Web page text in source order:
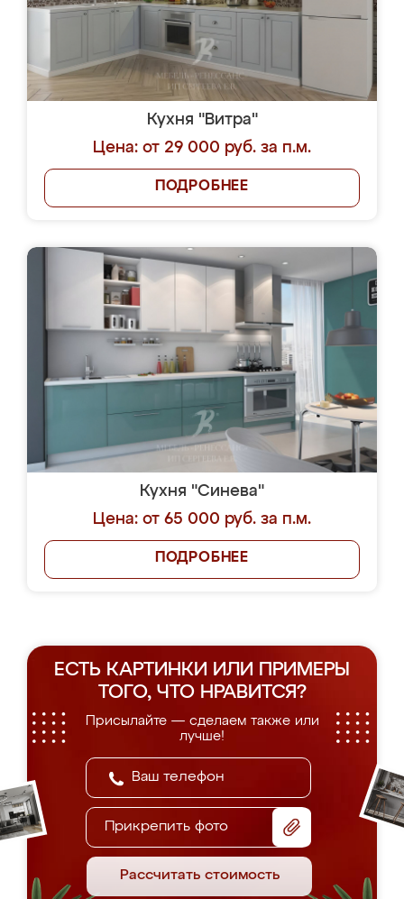
Кухня "Витра"
Цена: от 29 000 руб. за п.м.
ПОДРОБНЕЕ
Кухня "Синева"
Цена: от 65 000 руб. за п.м.
ПОДРОБНЕЕ
ЕСТЬ КАРТИНКИ ИЛИ ПРИМЕРЫ
ТОГО, ЧТО НРАВИТСЯ?
Присылайте — сделаем также или
лучше!
Прикрепить фото
Рассчитать стоимость